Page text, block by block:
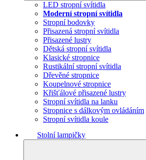
LED stropní svítidla
Moderní stropní svítidla
Stropní bodovky
Přisazená stropní svítidla
Přisazené lustry
Dětská stropní svítidla
Klasické stropnice
Rustikální stropní svítidla
Dřevěné stropnice
Koupelnové stropnice
Křišťálové přisazené lustry
Stropní svítidla na lanku
Stropnice s dálkovým ovládáním
Stropní svítidla koule
Stolní lampičky